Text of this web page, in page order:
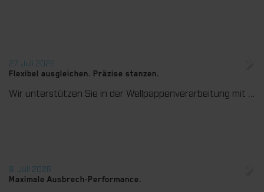
27. Juli 2026
Flexibel ausgleichen. Präzise stanzen.
Wir unterstützen Sie in der Wellpappenverarbeitung mit dem digitalen Zonenausgleich DZL|foil bei der Reduzierung von Rüstzeiten und dem zuverlässigen Ausgleich von Höhentoleranzen im Stanztiegel. Die individuell angepasste Folie sorgt für gleichmäßige Stanzergebnisse und stabile Produktionsprozesse – schnell, flexibel und ohne aufwendige mechanische Eingriffe.
9. Juli 2026
Maximale Ausbrech-Performance.